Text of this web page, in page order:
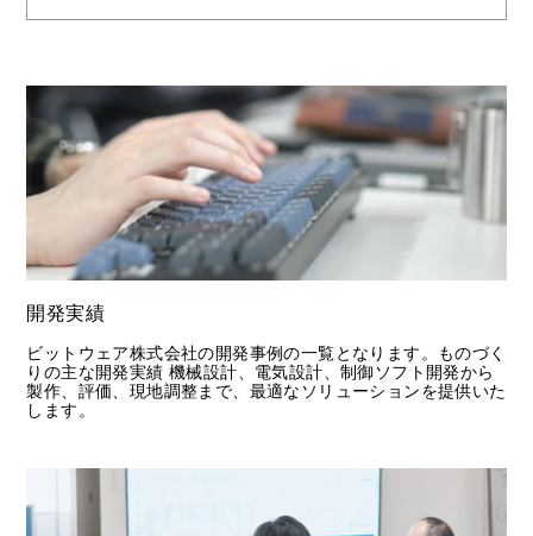
開発実績
ビットウェア株式会社の開発事例の一覧となります。ものづく
りの主な開発実績​ 機械設計、電気設計、制御ソフト開発から
製作、評価、現地調整まで、最適なソリューションを提供いた
します。